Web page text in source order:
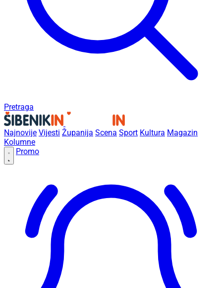
Pretraga
Najnovije Vijesti Županija Scena Sport Kultura Magazin
Kolumne
Promo